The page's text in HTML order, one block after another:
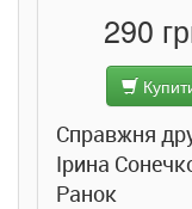
290
Справжня
Ірина
Ранок